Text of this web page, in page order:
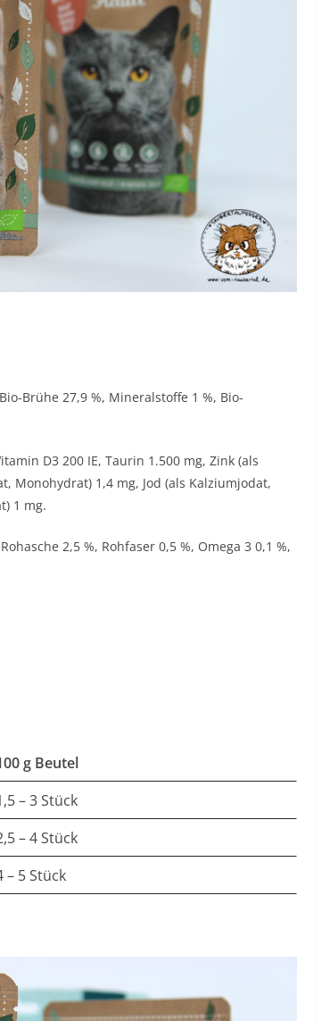
Brühe 27,9 %, Mineralstoffe 1 %, Bio-
D3 200 IE, Taurin 1.500 mg, Zink (als
Monohydrat) 1,4 mg, Jod (als Kalziumjodat,
1 mg.
2,5 %, Rohfaser 0,5 %, Omega 3 0,1 %,
g Beutel
– 3 Stück
– 4 Stück
– 5 Stück